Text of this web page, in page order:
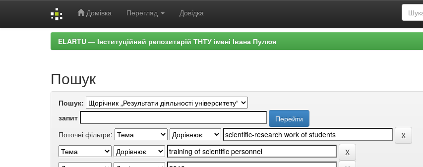
Домівка Перегляд Довідка
ELARTU — Інституційний репозитарій ТНТУ імені Івана Пулюя
Пошук
Пошук:
запит
Поточні фільтри: